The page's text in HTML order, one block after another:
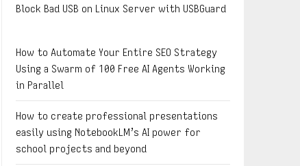
Block Bad USB on Linux Server with USBGuard
How to Automate Your Entire SEO Strategy
Using a Swarm of 100 Free AI Agents Working
in Parallel
How to create professional presentations
easily using NotebookLM’s AI power for
school projects and beyond